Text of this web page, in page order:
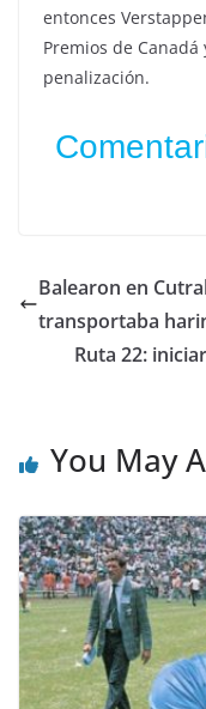
entonces
Premios de
penalización.
Balearon en
transportaba
Ruta 22:
You May